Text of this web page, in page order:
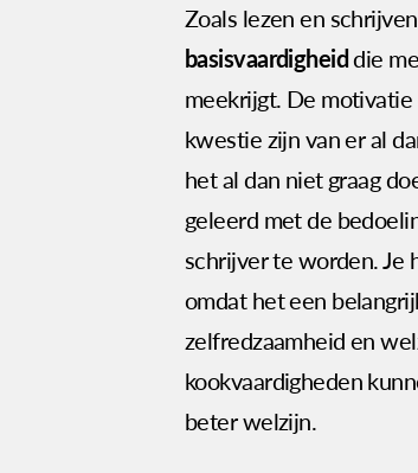
Zoals lezen en
basisvaardigheiddie
meekrijgt. De
kwestie zijn van er al
het al dan niet graag
geleerd met de
schrijver te worden. Je
omdat het een
zelfredzaamheid en
kookvaardigheden
beter welzijn.